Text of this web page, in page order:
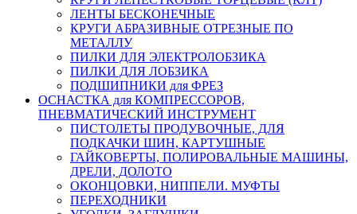
ЛЕНТЫ БЕСКОНЕЧНЫЕ
КРУГИ АБРАЗИВНЫЕ ОТРЕЗНЫЕ ПО
МЕТАЛЛУ
ПИЛКИ ДЛЯ ЭЛЕКТРОЛОБЗИКА
ПИЛКИ ДЛЯ ЛОБЗИКА
ПОДШИПНИКИ для ФРЕЗ
ОСНАСТКА для КОМПРЕССОРОВ,
ПНЕВМАТИЧЕСКИЙ ИНСТРУМЕНТ
ПИСТОЛЕТЫ ПРОДУВОЧНЫЕ, ДЛЯ
ПОДКАЧКИ ШИН, КАРТУШНЫЕ
ГАЙКОВЕРТЫ, ПОЛИРОВАЛЬНЫЕ МАШИНЫ,
ДРЕЛИ, ДОЛОТО
ОКОНЦОВКИ, НИППЕЛИ. МУФТЫ
ПЕРЕХОДНИКИ